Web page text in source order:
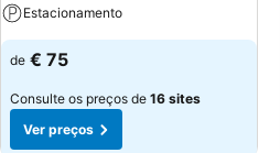
Estacionamento
de € 75
Consulte os preços de 16 sites
Ver preços